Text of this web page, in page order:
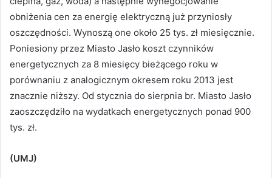
obniżenia cen za energię elektryczną już przyniosły
oszczędności. Wynoszą one około 25 tys. zł miesięcznie.
Poniesiony przez Miasto Jasło koszt czynników
energetycznych za 8 miesięcy bieżącego roku w
porównaniu z analogicznym okresem roku 2013 jest
znacznie niższy. Od stycznia do sierpnia br. Miasto Jasło
zaoszczędziło na wydatkach energetycznych ponad 900
tys. zł.
(UMJ)